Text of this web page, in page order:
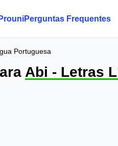
ProuniPerguntas Frequentes
Portuguesa
Abi - Letras